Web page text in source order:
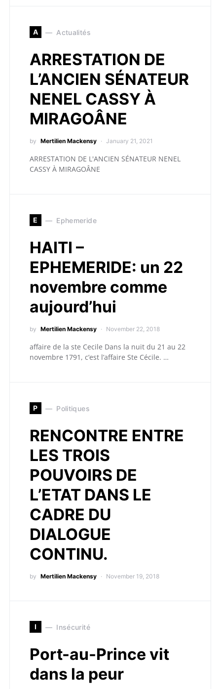
A Actualités
ARRESTATION DE
L’ANCIEN SÉNATEUR
NENEL CASSY À
MIRAGOÂNE
by Mertilien Mackensy January 21, 2021
ARRESTATION DE L'ANCIEN SÉNATEUR NENEL
CASSY À MIRAGOÂNE
E Ephemeride
HAITI –
EPHEMERIDE: un 22
novembre comme
aujourd’hui
by Mertilien Mackensy November 22, 2018
affaire de la ste Cecile Dans la nuit du 21 au 22
novembre 1791, c’est l’affaire Ste Cécile. …
P Politiques
RENCONTRE ENTRE
LES TROIS
POUVOIRS DE
L’ETAT DANS LE
CADRE DU
DIALOGUE
CONTINU.
by Mertilien Mackensy November 19, 2018
I Insécurité
Port-au-Prince vit
dans la peur